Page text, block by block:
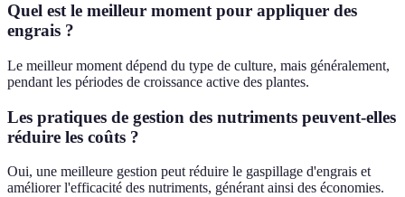
Quel est le meilleur moment pour appliquer des
engrais ?
Le meilleur moment dépend du type de culture, mais généralement,
pendant les périodes de croissance active des plantes.
Les pratiques de gestion des nutriments peuvent-elles
réduire les coûts ?
Oui, une meilleure gestion peut réduire le gaspillage d'engrais et
améliorer l'efficacité des nutriments, générant ainsi des économies.